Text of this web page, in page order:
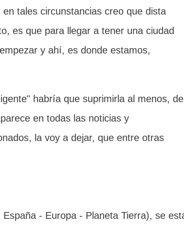
tales circunstancias creo que dista
es que para llegar a tener una ciudad
y ahí, es donde estamos,
habría que suprimirla al menos,
en todas las noticias y
la voy a dejar, que entre otras
- Europa - Planeta Tierra), se